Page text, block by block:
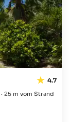
4.7
· 25 m vom Strand